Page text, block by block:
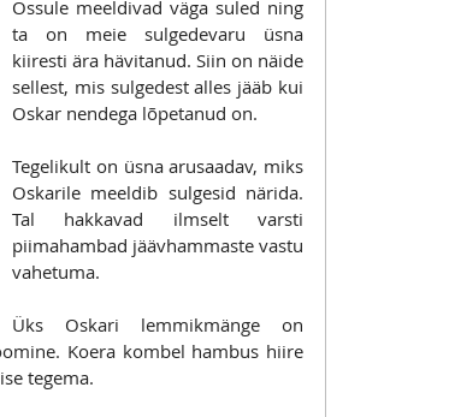
Ossule meeldivad väga suled ning
ta on meie sulgedevaru üsna
kiiresti ära hävitanud. Siin on näide
sellest, mis sulgedest alles jääb kui
Oskar nendega lõpetanud on.
Tegelikult on üsna arusaadav, miks
Oskarile meeldib sulgesid närida.
Tal hakkavad ilmselt varsti
piimahambad jäävhammaste vastu
vahetuma.
Üks Oskari lemmikmänge on
Koera kombel hambus hiire
tegema.